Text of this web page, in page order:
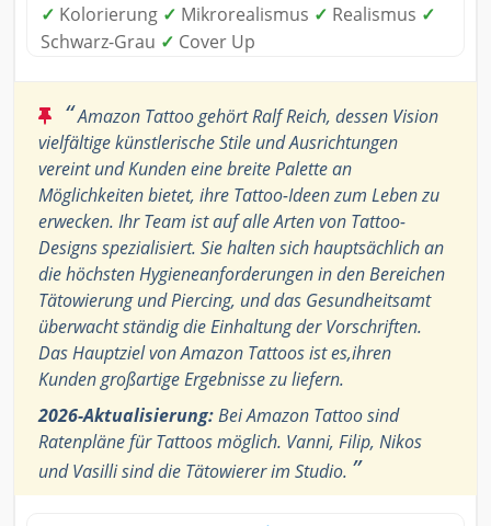
✓ Kolorierung ✓ Mikrorealismus ✓ Realismus ✓
Schwarz-Grau ✓ Cover Up
“Amazon Tattoo gehört Ralf Reich, dessen Vision
vielfältige künstlerische Stile und Ausrichtungen
vereint und Kunden eine breite Palette an
Möglichkeiten bietet, ihre Tattoo-Ideen zum Leben zu
erwecken. Ihr Team ist auf alle Arten von Tattoo-
Designs spezialisiert. Sie halten sich hauptsächlich an
die höchsten Hygieneanforderungen in den Bereichen
Tätowierung und Piercing, und das Gesundheitsamt
überwacht ständig die Einhaltung der Vorschriften.
Das Hauptziel von Amazon Tattoos ist es,ihren
Kunden großartige Ergebnisse zu liefern.
2026-Aktualisierung:Bei Amazon Tattoo sind
Ratenpläne für Tattoos möglich. Vanni, Filip, Nikos
und Vasilli sind die Tätowierer im Studio. ”